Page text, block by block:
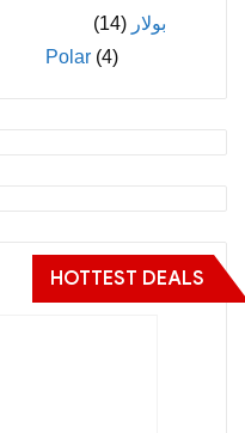
بولار (14)
Polar (4)
HOTTEST DEALS